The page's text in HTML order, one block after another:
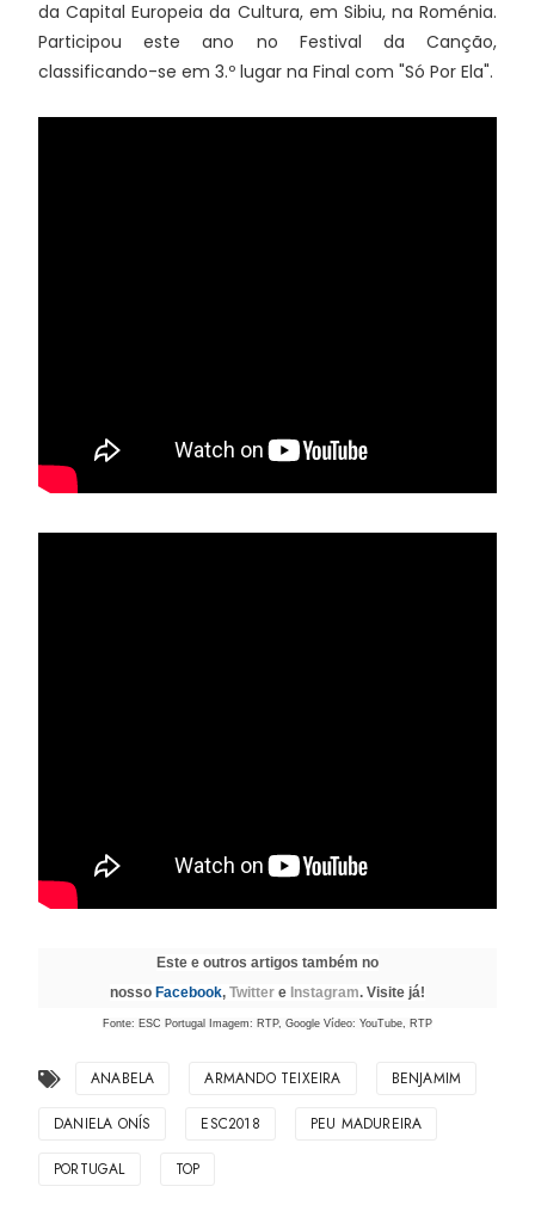
da Capital Europeia da Cultura, em Sibiu, na Roménia.
Participou este ano no Festival da Canção,
classificando-se em 3.º lugar na Final com "Só Por Ela".
Este e outros artigos também no
nosso Facebook, Twitter e Instagram. Visite já!
Fonte: ESC Portugal Imagem: RTP, Google Vídeo: YouTube, RTP
ANABELA ARMANDO TEIXEIRA BENJAMIM
DANIELA ONÍS ESC2018 PEU MADUREIRA
PORTUGAL TOP